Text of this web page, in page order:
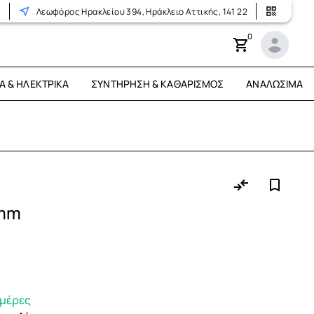
Λεωφόρος Ηρακλείου 394, Ηράκλειο Αττικής, 141 22
0
& ΗΛΕΚΤΡΙΚΆ ΣΥΝΤΉΡΗΣΗ & ΚΑΘΑΡΙΣΜΌΣ ΑΝΑΛΏΣΙΜΑ